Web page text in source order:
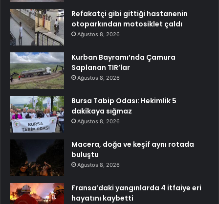
Refakatçi gibi gittiği hastanenin
otoparkından motosiklet çaldı
Ağustos 8, 2026
Kurban Bayramı’nda Çamura
Saplanan TIR’lar
Ağustos 8, 2026
Bursa Tabip Odası: Hekimlik 5
dakikaya sığmaz
Ağustos 8, 2026
Macera, doğa ve keşif aynı rotada
buluştu
Ağustos 8, 2026
Fransa’daki yangınlarda 4 itfaiye eri
hayatını kaybetti